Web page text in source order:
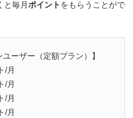
と毎月 ポイント をもらうことがで
ユーザー（定額プラン）】
/月
/月
/月
/月